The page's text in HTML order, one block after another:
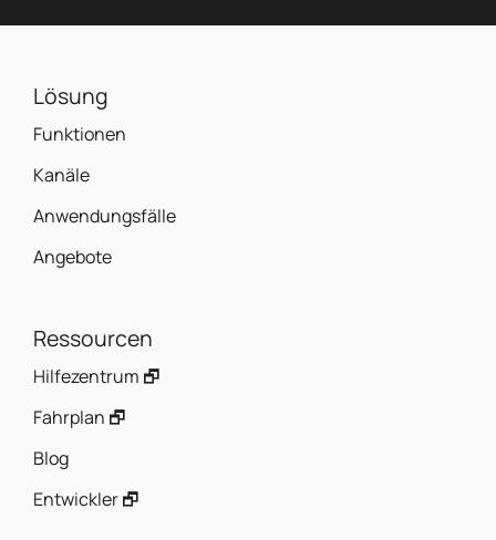
Lösung
Funktionen
Kanäle
Anwendungsfälle
Angebote
Ressourcen
Hilfezentrum 🗗
Fahrplan 🗗
Blog
Entwickler 🗗